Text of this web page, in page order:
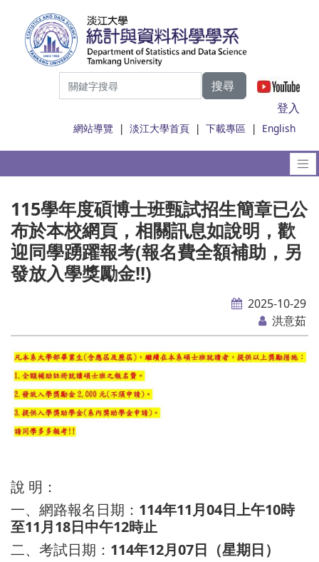
搜尋
登入
網站導覽 |淡江大學首頁 |下載專區 | English
115學年度碩博士班甄試招生簡章已公
布於本校網頁，相關訊息如說明，歡
迎同學踴躍報考(報名費全額補助，另
發放入學獎勵金!!)
2025-10-29
洪意茹
說 明：
一、網路報名日期： 114年11月04日上午10時
至11月18日中午12時止
二、考試日期： 114年12月07日（星期日）